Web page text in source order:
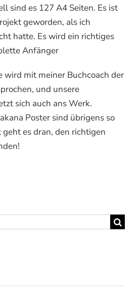
sind es 127 A4 Seiten. Es ist
geworden, als ich
hatte. Es wird ein richtiges
Anfänger
wird mit meiner Buchcoach der
und unsere
sich auch ans Werk.
Poster sind übrigens so
es dran, den richtigen